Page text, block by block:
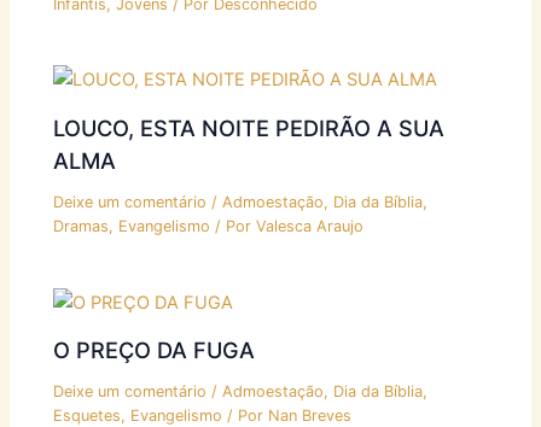
Infantis,Jovens / Por Desconhecido
LOUCO, ESTA NOITE PEDIRÃO A SUA
ALMA
Deixe um comentário /Admoestação, Dia da Bíblia,
Dramas, Evangelismo / PorValesca Araujo
O PREÇO DA FUGA
Deixe um comentário /Admoestação, Dia da Bíblia,
Esquetes, Evangelismo / Por Nan Breves